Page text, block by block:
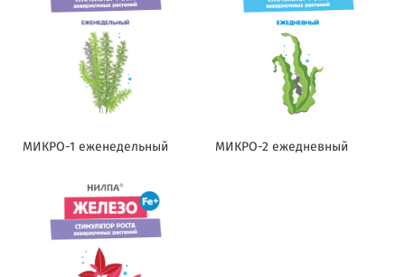
МИКРО-1 еженедельный МИКРО-2 ежедневный